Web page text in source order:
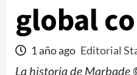
global
1 año ago Editorial
La historia de Marbade